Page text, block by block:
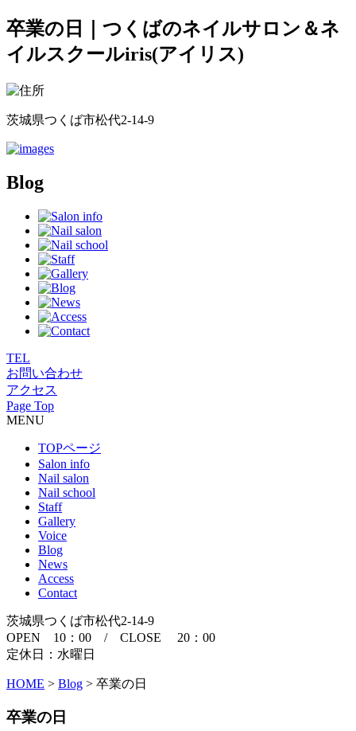
卒業の日｜つくばのネイルサロン＆ネ
イルスクールiris(アイリス)
茨城県つくば市松代2-14-9
Blog
TEL
お問い合わせ
アクセス
Page Top
MENU
TOPページ
Salon info
Nail salon
Nail school
Staff
Gallery
Voice
Blog
News
Access
Contact
茨城県つくば市松代2-14-9
OPEN 10：00 / CLOSE 20：00
定休日：水曜日
HOME > Blog > 卒業の日
卒業の日